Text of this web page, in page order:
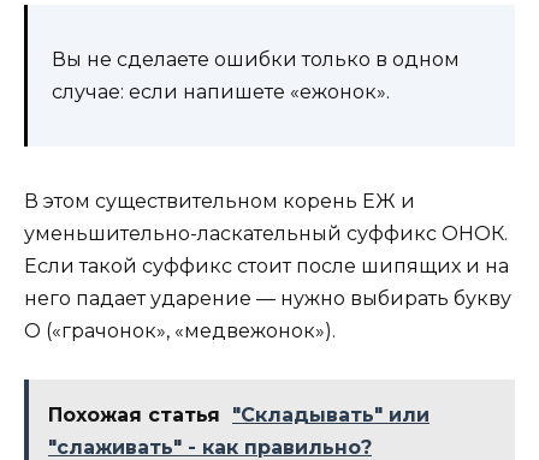
Вы не сделаете ошибки только в одном
случае: если напишете «ежонок».
В этом существительном корень ЕЖ и
уменьшительно-ласкательный суффикс ОНОК.
Если такой суффикс стоит после шипящих и на
него падает ударение — нужно выбирать букву
О («грачонок», «медвежонок»).
Похожая статья
"Складывать" или
"слаживать" - как правильно?